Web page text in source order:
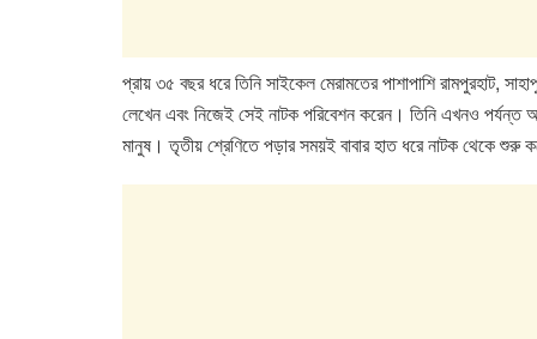
প্রায় ৩৫ বছর ধরে তিনি সাইকেল মেরামতের পাশাপাশি রামপুরহাট,
লেখেন এবং নিজেই সেই নাটক পরিবেশন করেন। তিনি এখনও পর্যন্ত
মানুষ। তৃতীয় শ্রেণিতে পড়ার সময়ই বাবার হাত ধরে নাটক থেকে শুরু